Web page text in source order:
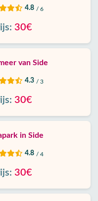
4.8 / 6
30€
van Side
4.3 / 3
30€
in Side
4.8 / 4
30€